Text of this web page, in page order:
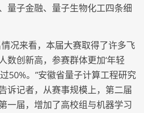
量子金融、量子生物化工四条细
况来看，本届大赛取得了许多飞
数创新高，参赛群体更加‘年轻
50%。”安徽省量子计算工程研究
诉记者，从赛事规模上，第二届
一届，增加了高校组与机器学习